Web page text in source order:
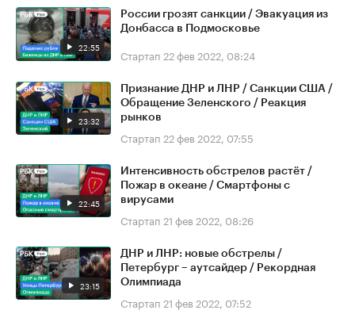
22:55
России грозят санкции / Эвакуация из
Донбасса в Подмосковье
Стартап 22 фев 2022, 08:24
23:32
Признание ДНР и ЛНР / Санкции США /
Обращение Зеленского / Реакция
рынков
Стартап 22 фев 2022, 07:55
22:45
Интенсивность обстрелов растёт /
Пожар в океане / Смартфоны с
вирусами
Стартап 21 фев 2022, 08:26
23:15
ДНР и ЛНР: новые обстрелы /
Петербург – аутсайдер / Рекордная
Олимпиада
Стартап 21 фев 2022, 07:52